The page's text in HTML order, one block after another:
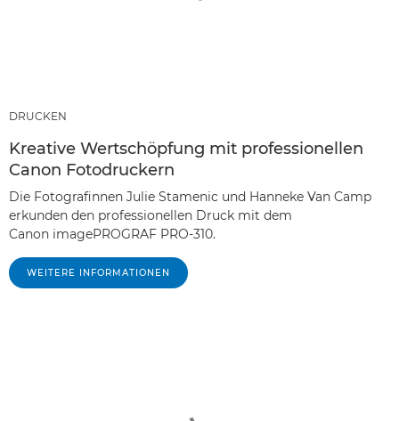
DRUCKEN
Kreative Wertschöpfung mit professionellen
Canon Fotodruckern
Die Fotografinnen Julie Stamenic und Hanneke Van Camp
erkunden den professionellen Druck mit dem
Canon imagePROGRAF PRO-310.
WEITERE INFORMATIONEN